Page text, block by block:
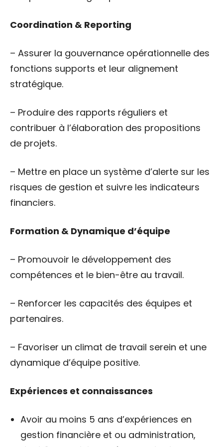
Coordination & Reporting
– Assurer la gouvernance opérationnelle des
fonctions supports et leur alignement
stratégique.
– Produire des rapports réguliers et
contribuer à l’élaboration des propositions
de projets.
– Mettre en place un système d’alerte sur les
risques de gestion et suivre les indicateurs
financiers.
Formation & Dynamique d’équipe
– Promouvoir le développement des
compétences et le bien-être au travail.
– Renforcer les capacités des équipes et
partenaires.
– Favoriser un climat de travail serein et une
dynamique d’équipe positive.
Expériences et connaissances
Avoir au moins 5 ans d’expériences en
gestion financière et ou administration,